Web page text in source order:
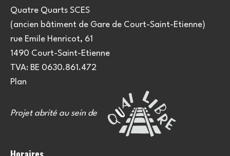
Quatre Quarts SCES
(ancien bâtiment de Gare de Court-Saint-Etienne)
rue Emile Henricot, 61
1490 Court-Saint-Etienne
TVA: BE 0630.861.472
Plan
Projet abrité au sein de